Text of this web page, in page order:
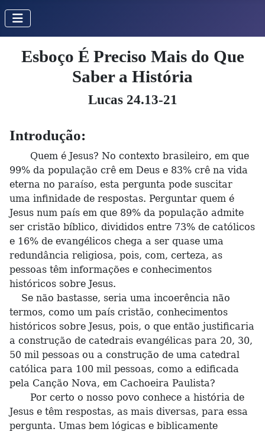
Esboço É Preciso Mais do Que
Saber a História
Lucas 24.13-21
Introdução:
Quem é Jesus? No contexto brasileiro, em que
99% da população crê em Deus e 83% crê na vida
eterna no paraíso, esta pergunta pode suscitar
uma infinidade de respostas. Perguntar quem é
Jesus num país em que 89% da população admite
ser cristão bíblico, divididos entre 73% de católicos
e 16% de evangélicos chega a ser quase uma
redundância religiosa, pois, com, certeza, as
pessoas têm informações e conhecimentos
históricos sobre Jesus.
Se não bastasse, seria uma incoerência não
termos, como um país cristão, conhecimentos
históricos sobre Jesus, pois, o que então justificaria
a construção de catedrais evangélicas para 20, 30,
50 mil pessoas ou a construção de uma catedral
católica para 100 mil pessoas, como a edificada
pela Canção Nova, em Cachoeira Paulista?
Por certo o nosso povo conhece a história de
Jesus e têm respostas, as mais diversas, para essa
pergunta. Umas bem lógicas e biblicamente